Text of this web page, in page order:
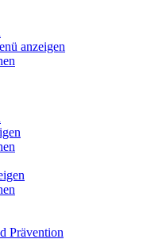
anzeigen
Prävention